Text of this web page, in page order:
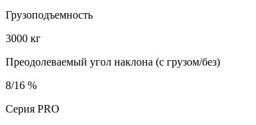
Грузоподъемность
3000 кг
Преодолеваемый угол наклона (с грузом/без)
8/16 %
Серия PRO